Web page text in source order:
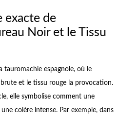
exacte de
Noir et le Tissu
tauromachie espagnole, où le
et le tissu rouge la provocation.
elle symbolise comment une
colère intense. Par exemple, dans